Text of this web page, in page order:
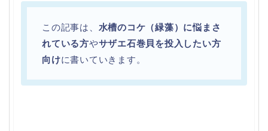
この記事は、 水槽のコケ（緑藻）に悩まさ
れている方やサザエ石巻貝を投入したい方
向けに書いていきます。